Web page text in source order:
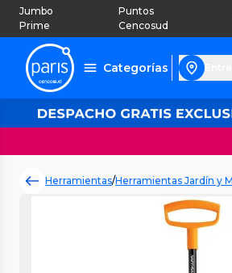
Jumbo
Prime
Puntos
Cencosud
Categorías
Herramientas/Herramientas Jardín y